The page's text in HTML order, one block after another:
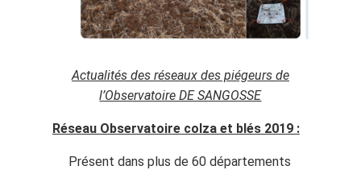
Actualités des réseaux des piégeurs de
l’Observatoire DE SANGOSSE
Réseau Observatoire colza et blés 2019 :
Présent dans plus de 60 départements